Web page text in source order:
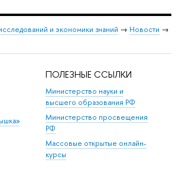
и экономики знаний → Новости →
ПОЛЕЗНЫЕ ССЫЛКИ
Министерство науки и
высшего образования РФ
Министерство просвещения
РФ
Массовые открытые онлайн-
курсы